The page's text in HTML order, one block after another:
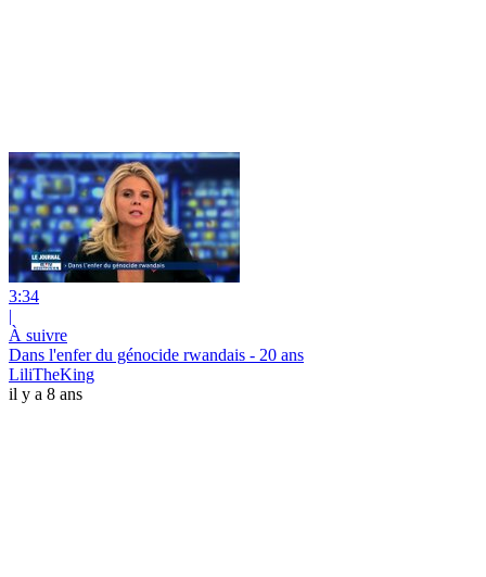
3:34
|
À suivre
Dans l'enfer du génocide rwandais - 20 ans
LiliTheKing
il y a 8 ans